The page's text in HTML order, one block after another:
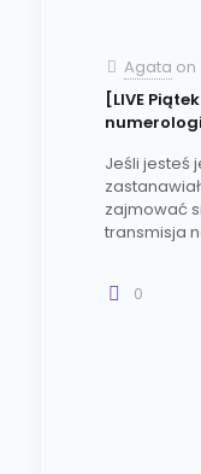
Agata on
[LIVE
Jeśli jesteś
zajmować
transmisja
0